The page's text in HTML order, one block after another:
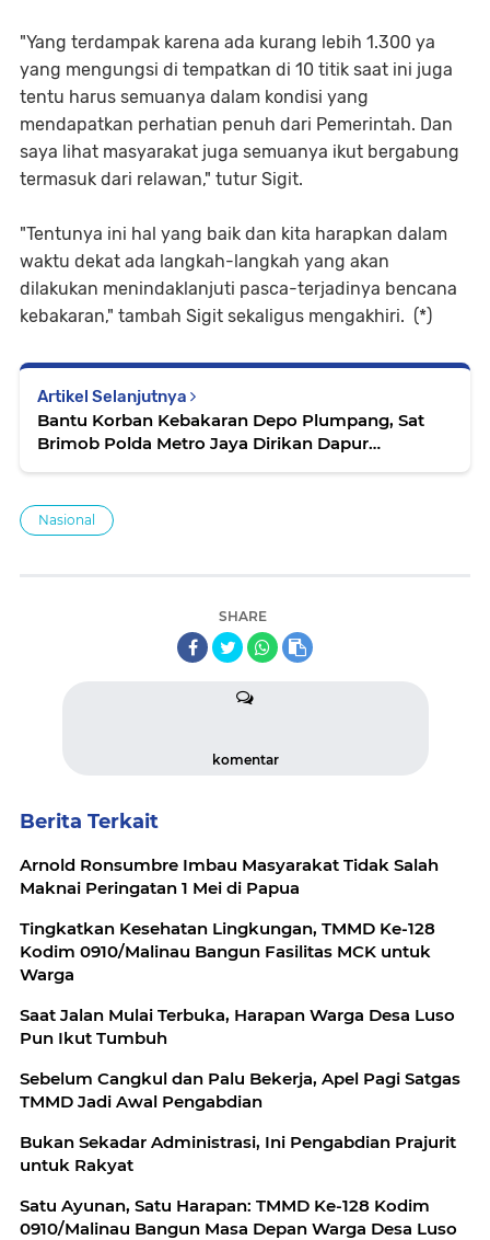
"Yang terdampak karena ada kurang lebih 1.300 ya
yang mengungsi di tempatkan di 10 titik saat ini juga
tentu harus semuanya dalam kondisi yang
mendapatkan perhatian penuh dari Pemerintah. Dan
saya lihat masyarakat juga semuanya ikut bergabung
termasuk dari relawan," tutur Sigit.
"Tentunya ini hal yang baik dan kita harapkan dalam
waktu dekat ada langkah-langkah yang akan
dilakukan menindaklanjuti pasca-terjadinya bencana
kebakaran," tambah Sigit sekaligus mengakhiri. (*)
Artikel Selanjutnya
Bantu Korban Kebakaran Depo Plumpang, Sat
Brimob Polda Metro Jaya Dirikan Dapur
Nasional
SHARE
komentar
Berita Terkait
Arnold Ronsumbre Imbau Masyarakat Tidak Salah
Maknai Peringatan 1 Mei di Papua
Tingkatkan Kesehatan Lingkungan, TMMD Ke-128
Kodim 0910/Malinau Bangun Fasilitas MCK untuk
Warga
Saat Jalan Mulai Terbuka, Harapan Warga Desa Luso
Pun Ikut Tumbuh
Sebelum Cangkul dan Palu Bekerja, Apel Pagi Satgas
TMMD Jadi Awal Pengabdian
Bukan Sekadar Administrasi, Ini Pengabdian Prajurit
untuk Rakyat
Satu Ayunan, Satu Harapan: TMMD Ke-128 Kodim
0910/Malinau Bangun Masa Depan Warga Desa Luso